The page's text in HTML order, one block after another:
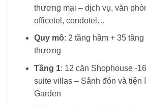
thương mại – dịch vụ, văn
officetel, condotel…
Quy mô: 2 tầng hầm + 35 tầng
thượng
Tầng 1: 12 căn Shophouse -
suite villas – Sảnh đón và tiện
Garden